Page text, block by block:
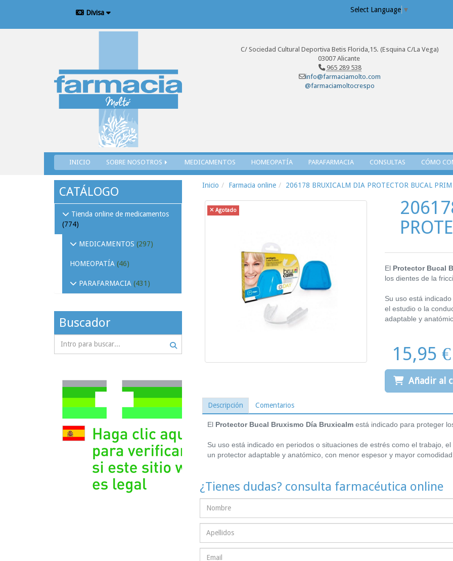
Divisa Select Language ▼
C/ Sociedad Cultural Deportiva Betis Florida,15. (Esquina C/La Vega)
03007 Alicante
965 289 538
info@farmaciamolto.com
@farmaciamoltocrespo
INICIO SOBRE NOSOTROS MEDICAMENTOS HOMEOPATÍA PARAFARMACIA CONSULTAS CÓMO
Inicio Farmacia online 206178 BRUXICALM DIA PROTECTOR BUCAL PRIM
Agotado
El Protector Bucal
los dientes de la
Su uso está
el estudio o la
adaptable y
15,95 €
Añadir al
Descripción Comentarios
El Protector Bucal Bruxismo Día Bruxicalm está indicado para proteger
Su uso está indicado en periodos o situaciones de estrés como el trabajo,
un protector adaptable y anatómico, con menor espesor y mayor
¿Tienes dudas? consulta farmacéutica online
CATÁLOGO
Tienda online de medicamentos
(774)
MEDICAMENTOS (297)
HOMEOPATÍA (46)
PARAFARMACIA (431)
Buscador